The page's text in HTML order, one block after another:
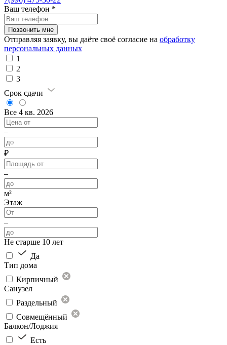
Ваш телефон *
Отправляя заявку, вы даёте своё согласие на обработку
персональных данных
1
2
3
Срок сдачи
Все 4 кв. 2026
–
₽
–
м²
Этаж
–
Не старше 10 лет
Да
Тип дома
Кирпичный
Санузел
Раздельный
Совмещённый
Балкон/Лоджия
Есть